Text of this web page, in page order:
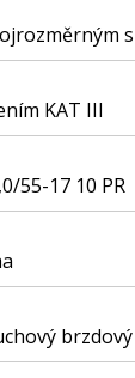
KAT III
55-17 10 PR